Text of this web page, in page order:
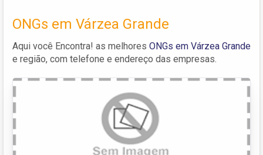
ONGs em Várzea Grande
Aqui você Encontra! as melhores ONGs em Várzea Grande
e região, com telefone e endereço das empresas.